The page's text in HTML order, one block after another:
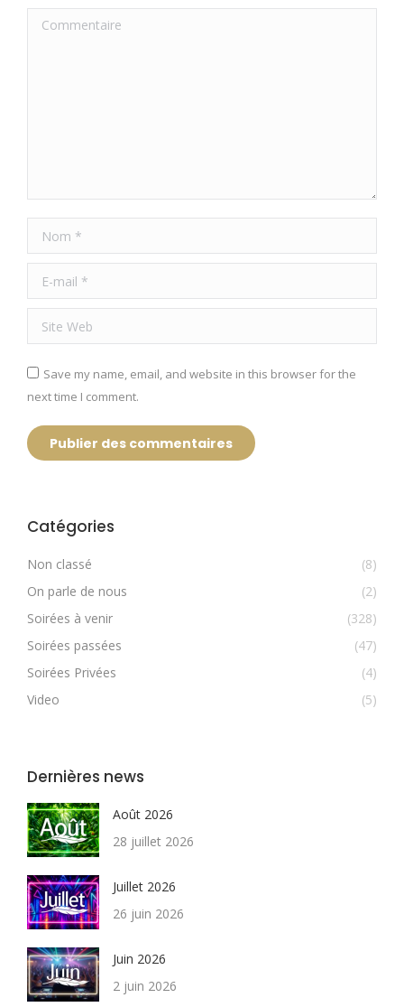
Commentaire
Nom *
E-mail *
Site Web
Save my name, email, and website in this browser for the
next time I comment.
Publier des commentaires
Catégories
Non classé
(8)
On parle de nous
(2)
Soirées à venir
(328)
Soirées passées
(47)
Soirées Privées
(4)
Video
(5)
Dernières news
Août 2026
28 juillet 2026
Juillet 2026
26 juin 2026
Juin 2026
2 juin 2026